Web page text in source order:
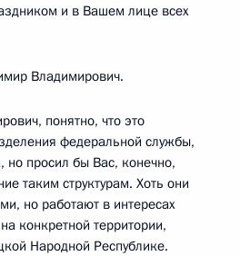
и в Вашем лице всех
Владимирович.
понятно, что это
федеральной службы,
но просил бы Вас, конечно,
таким структурам. Хоть они
но работают в интересах
конкретной территории,
Народной Республике.